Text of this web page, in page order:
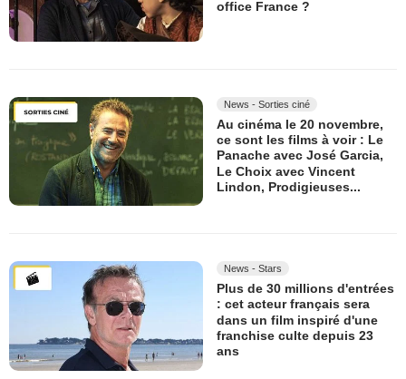
office France ?
News - Sorties ciné
Au cinéma le 20 novembre,
ce sont les films à voir : Le
Panache avec José Garcia,
Le Choix avec Vincent
Lindon, Prodigieuses...
News - Stars
Plus de 30 millions d'entrées
: cet acteur français sera
dans un film inspiré d'une
franchise culte depuis 23
ans